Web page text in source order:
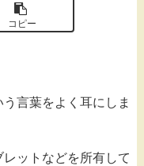
コピー
う言葉をよく耳にしま
ットなどを所有して